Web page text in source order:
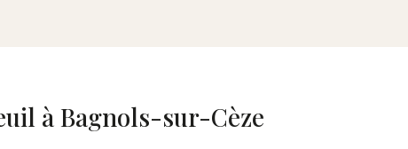
à Bagnols-sur-Cèze